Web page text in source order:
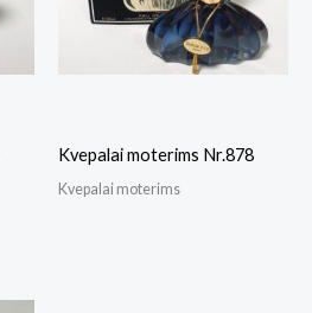
Kvepalai moterims Nr.878
Kvepalai moterims